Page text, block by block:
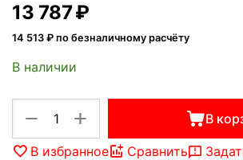
13 787₽
14 513 ₽ по безналичному расчёту
В наличии
+
− В
В избранное Сравнить